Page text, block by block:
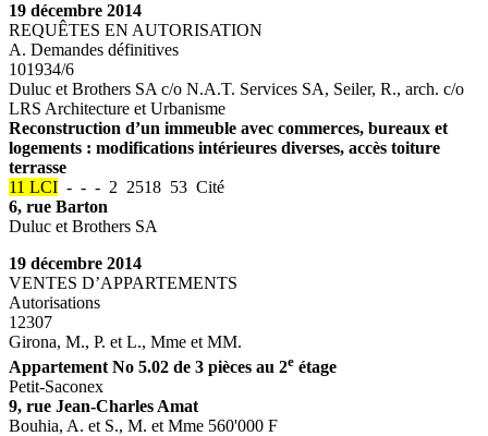
19 décembre 2014
REQUÊTES EN AUTORISATION
A. Demandes définitives
101934/6
Duluc et Brothers SA c/o N.A.T. Services SA, Seiler, R., arch. c/o
LRS Architecture et Urbanisme
Reconstruction d’un immeuble avec commerces, bureaux et
logements : modifications intérieures diverses, accès toiture
terrasse
11 LCI - - - 2 2518 53 Cité
6, rue Barton
Duluc et Brothers SA
19 décembre 2014
VENTES D’APPARTEMENTS
Autorisations
12307
Girona, M., P. et L., Mme et MM.
Appartement No 5.02 de 3 pièces au 2e étage
Petit-Saconex
9, rue Jean-Charles Amat
Bouhia, A. et S., M. et Mme 560'000 F